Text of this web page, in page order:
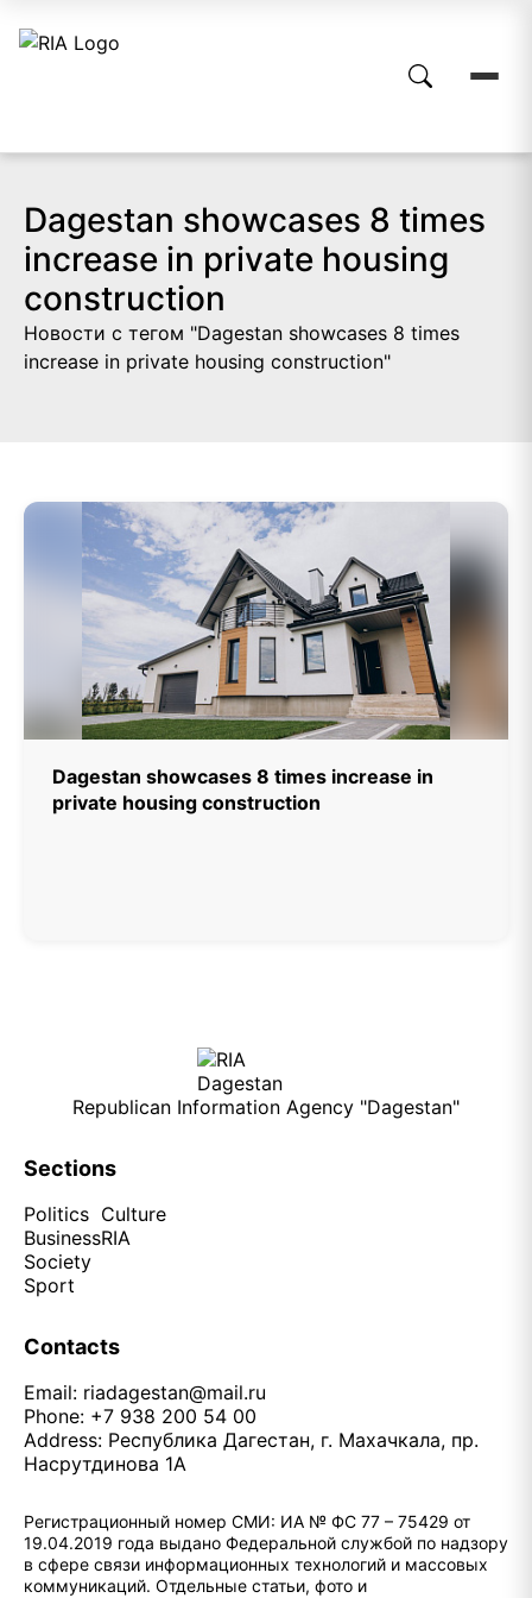
Dagestan showcases 8 times
increase in private housing
construction
Новости с тегом "Dagestan showcases 8 times
increase in private housing construction"
Dagestan showcases 8 times increase in
private housing construction
Republican Information Agency "Dagestan"
Sections
Politics
Business
Society
Sport
Culture
RIA
Contacts
Email: riadagestan@mail.ru
Phone: +7 938 200 54 00
Address: Республика Дагестан, г. Махачкала, пр.
Насрутдинова 1А
Регистрационный номер СМИ: ИА № ФС 77 – 75429 от
19.04.2019 года выдано Федеральной службой по надзору
в сфере связи информационных технологий и массовых
коммуникаций. Отдельные статьи, фото и